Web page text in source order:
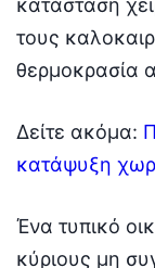
τους
θερμοκρασία
Δείτε ακόμα:
κατάψυξη
​Ένα τυπικό
κύριους μη